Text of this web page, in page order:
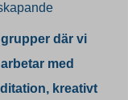
där vi
med
kreativt